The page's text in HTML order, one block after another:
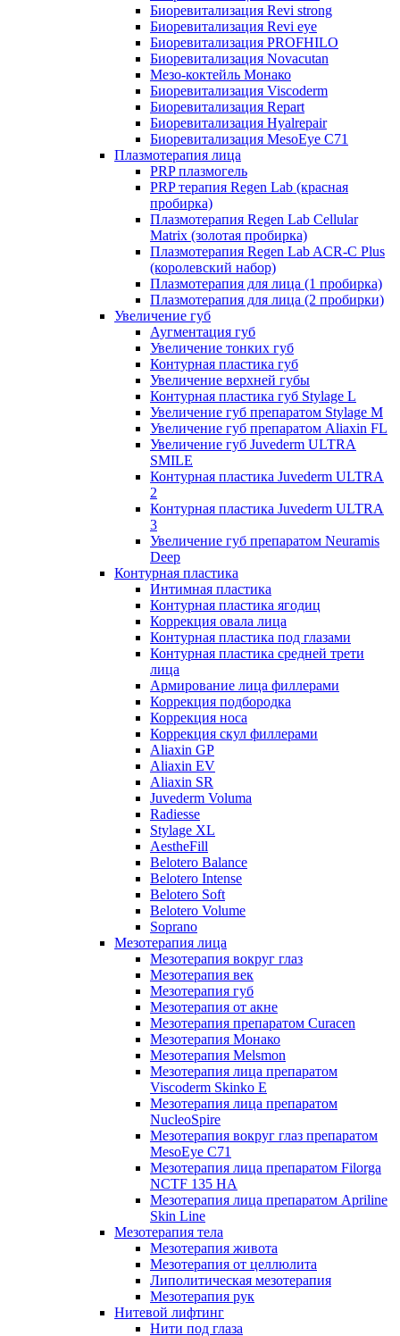
Биоревитализация Revi strong
Биоревитализация Revi eye
Биоревитализация PROFHILO
Биоревитализация Novacutan
Мезо-коктейль Монако
Биоревитализация Viscoderm
Биоревитализация Repart
Биоревитализация Hyalrepair
Биоревитализация MesoEye C71
Плазмотерапия лица
PRP плазмогель
PRP терапия Regen Lab (красная
пробирка)
Плазмотерапия Regen Lab Cellular
Matrix (золотая пробирка)
Плазмотерапия Regen Lab ACR-C Plus
(королевский набор)
Плазмотерапия для лица (1 пробирка)
Плазмотерапия для лица (2 пробирки)
Увеличение губ
Аугментация губ
Увеличение тонких губ
Контурная пластика губ
Увеличение верхней губы
Контурная пластика губ Stylage L
Увеличение губ препаратом Stylage M
Увеличение губ препаратом Aliaxin FL
Увеличение губ Juvederm ULTRA
SMILE
Контурная пластика Juvederm ULTRA
2
Контурная пластика Juvederm ULTRA
3
Увеличение губ препаратом Neuramis
Deep
Контурная пластика
Интимная пластика
Контурная пластика ягодиц
Коррекция овала лица
Контурная пластика под глазами
Контурная пластика средней трети
лица
Армирование лица филлерами
Коррекция подбородка
Коррекция носа
Коррекция скул филлерами
Aliaxin GP
Aliaxin EV
Aliaxin SR
Juvederm Voluma
Radiesse
Stylage XL
AestheFill
Belotero Balance
Belotero Intense
Belotero Soft
Belotero Volume
Soprano
Мезотерапия лица
Мезотерапия вокруг глаз
Мезотерапия век
Мезотерапия губ
Мезотерапия от акне
Мезотерапия препаратом Curacen
Мезотерапия Монако
Мезотерапия Melsmon
Мезотерапия лица препаратом
Viscoderm Skinko E
Мезотерапия лица препаратом
NucleoSpire
Мезотерапия вокруг глаз препаратом
MesoEye С71
Мезотерапия лица препаратом Filorga
NCTF 135 HA
Мезотерапия лица препаратом Apriline
Skin Line
Мезотерапия тела
Мезотерапия живота
Мезотерапия от целлюлита
Липолитическая мезотерапия
Мезотерапия рук
Нитевой лифтинг
Нити под глаза